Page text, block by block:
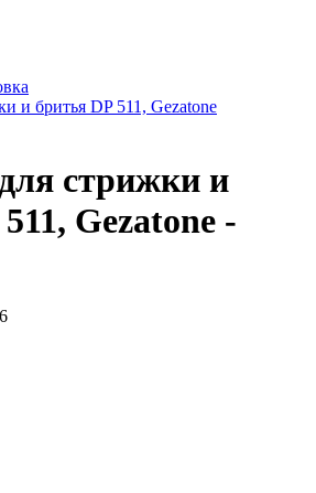
и бритья DP 511, Gezatone
стрижки и
Gezatone -